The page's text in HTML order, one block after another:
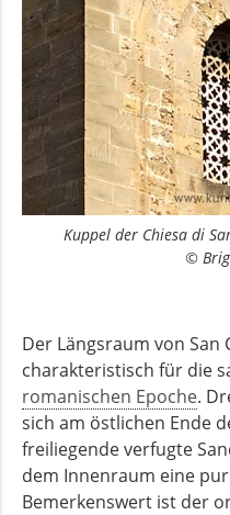
Kuppel der Chiesa di
©
Der Längsraum von San
charakteristisch für die
romanischen Epoche.
sich am östlichen Ende
freiliegende verfugte
dem Innenraum eine
Bemerkenswert ist der